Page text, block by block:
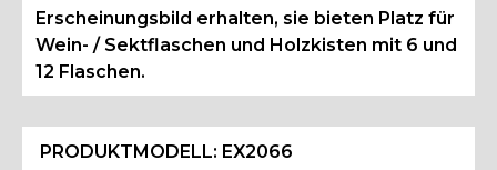
Erscheinungsbild erhalten, sie bieten Platz für
Wein- / Sektflaschen und Holzkisten mit 6 und
12 Flaschen.
PRODUKTMODELL: EX2066